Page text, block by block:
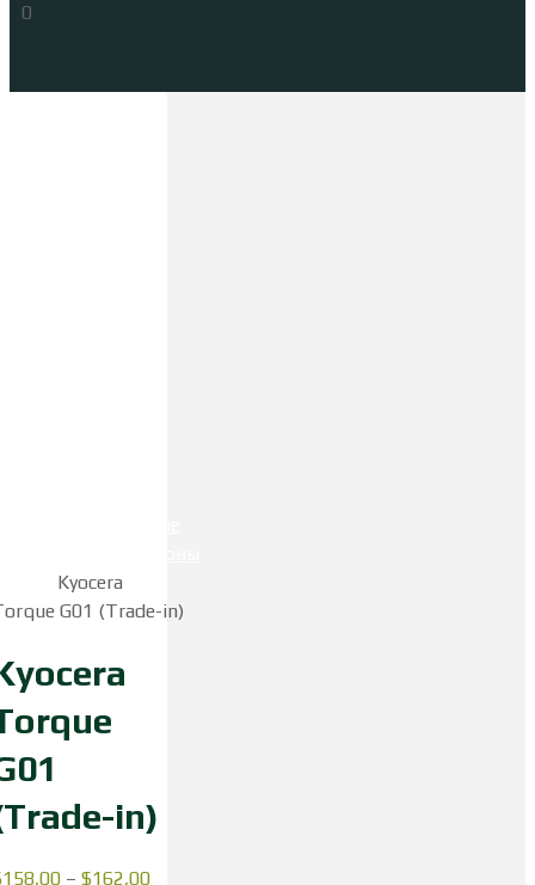
0
Kyocera
G01 (Trade-in)
in)
158,00 – $162,00